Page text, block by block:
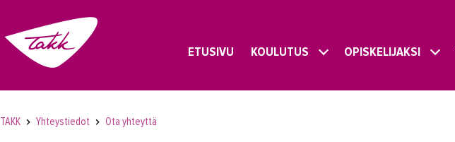
ETUSIVU KOULUTUS OPISKELIJAKSI
TAKK Yhteystiedot Ota yhteyttä